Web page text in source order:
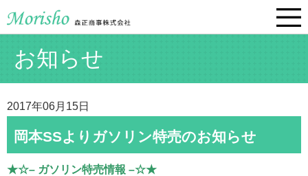
お知らせ
2017年06月15日
岡本SSよりガソリン特売のお知らせ
★☆– ガソリン特売情報 –☆★